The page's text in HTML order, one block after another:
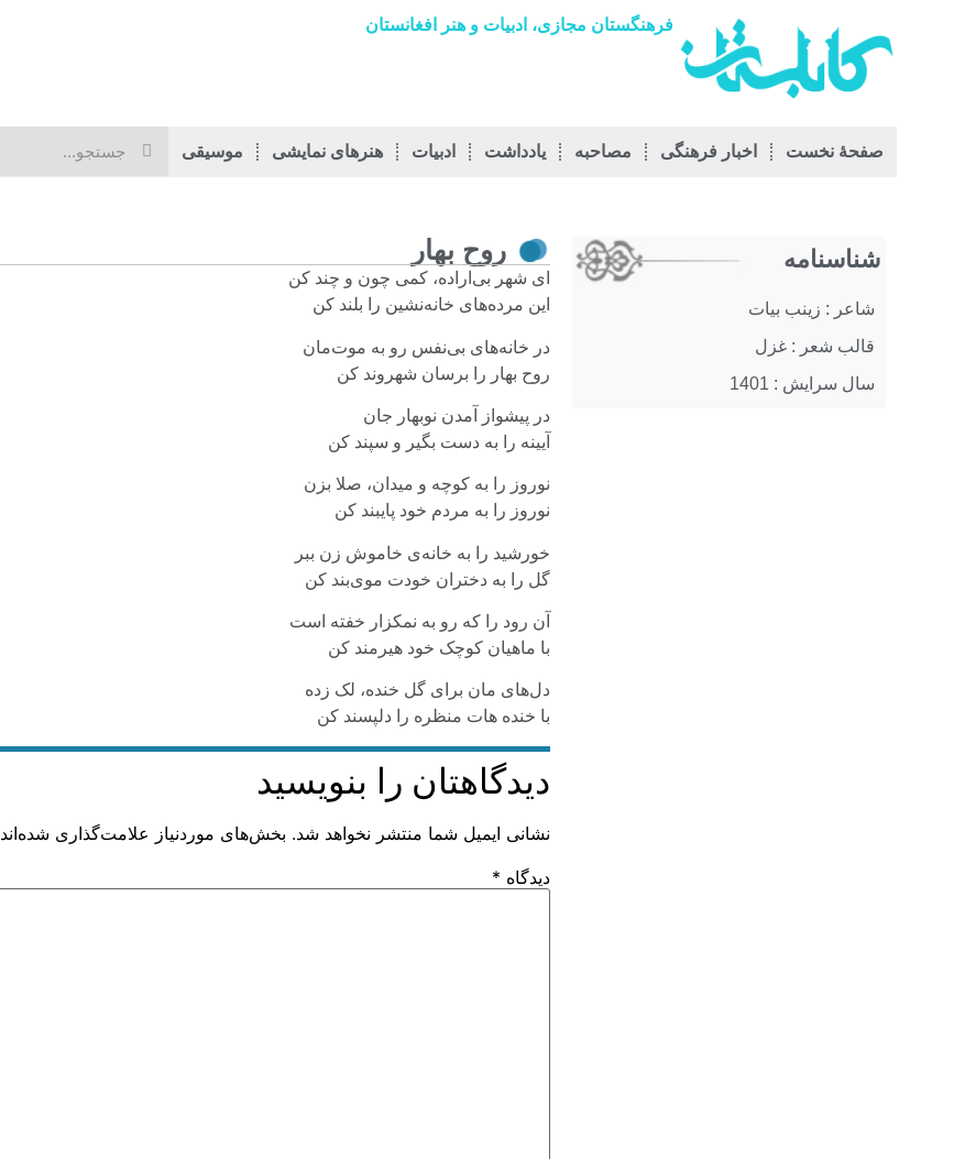
فرهنگستان مجازی، ادبیات و هنر افغانستان
صفحۀ نخست اخبار فرهنگی مصاحبه يادداشت ادبیات هنرهای نمایشی موسیقی
روح بهار
ای شهر بی‌اراده، کمی چون و چند کن
این مرده‌های خانه‌نشین را بلند کن
در خانه‌های بی‌نفس رو به موت‌مان
روح بهار را برسان شهروند کن
در پیشواز آمدن نوبهار جان
آیینه را به دست بگیر و سپند کن
نوروز را به کوچه و میدان، صلا بزن
نوروز را به مردم خود پایبند کن
خورشید را به خانه‌ی خاموش زن ببر
گل را به دختران خودت موی‌بند کن
آن رود را که رو به نمکزار خفته‌ است
با ماهیان کوچک خود هیرمند کن
دل‌های مان برای گل خنده، لک زده
با خنده هات منظره را دلپسند کن
دیدگاهتان را بنویسید
نشانی ایمیل شما منتشر نخواهد شد. بخش‌های موردنیاز علامت‌گذاری شده‌اند
دیدگاه *
شناسنامه
شاعر : زینب بیات
قالب شعر : غزل
سال سرایش : 1401